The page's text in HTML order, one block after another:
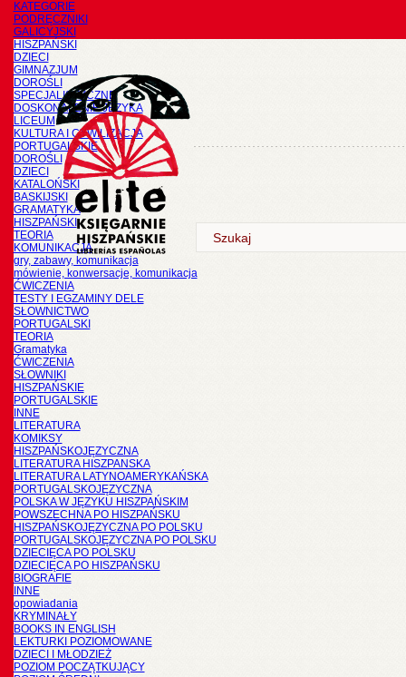
KATEGORIE
PODRĘCZNIKI
GALICYJSKI
HISZPAŃSKI
DZIECI
GIMNAZJUM
DOROŚLI
SPECJALISTYCZNE
DOSKONALENIE JĘZYKA
LICEUM
KULTURA I CYWILIZACJA
PORTUGALSKIE
DOROŚLI
DZIECI
KATALOŃSKI
BASKIJSKI
GRAMATYKA
HISZPAŃSKI
TEORIA
KOMUNIKACJA
gry, zabawy, komunikacja
mówienie, konwersacje, komunikacja
ĆWICZENIA
TESTY I EGZAMINY DELE
SŁOWNICTWO
PORTUGALSKI
TEORIA
Gramatyka
ĆWICZENIA
SŁOWNIKI
HISZPAŃSKIE
PORTUGALSKIE
INNE
LITERATURA
KOMIKSY
HISZPAŃSKOJĘZYCZNA
LITERATURA HISZPANSKA
LITERATURA LATYNOAMERYKAŃSKA
PORTUGALSKOJĘZYCZNA
POLSKA W JĘZYKU HISZPAŃSKIM
POWSZECHNA PO HISZPAŃSKU
HISZPAŃSKOJĘZYCZNA PO POLSKU
PORTUGALSKOJĘZYCZNA PO POLSKU
DZIECIĘCA PO POLSKU
DZIECIĘCA PO HISZPAŃSKU
BIOGRAFIE
INNE
opowiadania
KRYMINAŁY
BOOKS IN ENGLISH
LEKTURKI POZIOMOWANE
DZIECI I MŁODZIEŻ
POZIOM POCZĄTKUJĄCY